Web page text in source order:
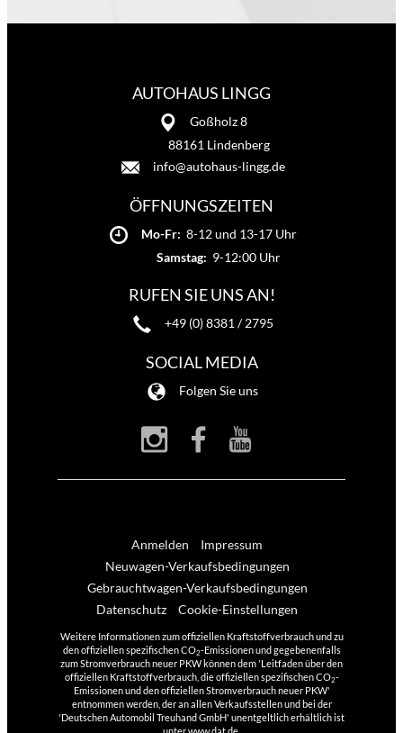
AUTOHAUS LINGG
Goßholz 8
88161 Lindenberg
info@autohaus-lingg.de
ÖFFNUNGSZEITEN
Mo-Fr: 8-12 und 13-17 Uhr
Samstag: 9-12:00 Uhr
RUFEN SIE UNS AN!
+49 (0) 8381 / 2795
SOCIAL MEDIA
Folgen Sie uns
Anmelden
Impressum
Neuwagen-Verkaufsbedingungen
Gebrauchtwagen-Verkaufsbedingungen
Datenschutz
Cookie-Einstellungen
Weitere Informationen zum offiziellen Kraftstoffverbrauch und zu
den offiziellen spezifischen CO2-Emissionen und gegebenenfalls
zum Stromverbrauch neuer PKW können dem 'Leitfaden über den
offiziellen Kraftstoffverbrauch, die offiziellen spezifischen CO2-
Emissionen und den offiziellen Stromverbrauch neuer PKW'
entnommen werden, der an allen Verkaufsstellen und bei der
'Deutschen Automobil Treuhand GmbH' unentgeltlich erhältlich ist